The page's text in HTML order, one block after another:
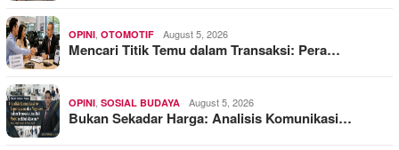
OPINI, OTOMOTIF August 5, 2026
Mencari Titik Temu dalam Transaksi: Pera…
OPINI, SOSIAL BUDAYA August 5, 2026
Bukan Sekadar Harga: Analisis Komunikasi…